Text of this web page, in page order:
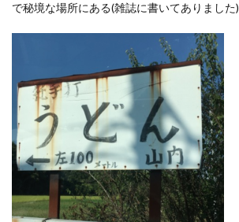
で秘境な場所にある(雑誌に書いてありました)